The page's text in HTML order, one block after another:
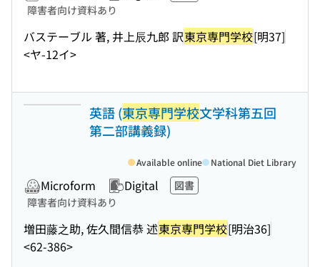
障害者向け資料あり
バステーブル 著, 井上辰九郎 訳東京専門学校[明37]
<ヤ-12イ>
英語 (東京専門学校文学科第五回
第二部講義録)
Microform Digital
図書
障害者向け資料あり
増田藤之助, 佐久間信恭 述東京専門学校[明治36]
<62-386>
Available online National Diet Library